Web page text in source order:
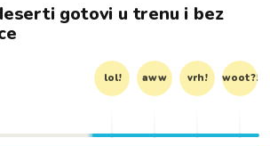
gotovi u trenu i bez
lol! aww vrh! woot?!